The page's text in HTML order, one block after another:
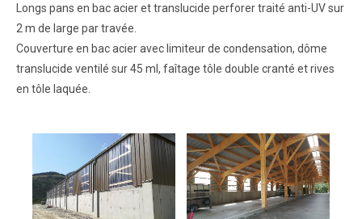
Longs pans en bac acier et translucide perforer traité anti-UV sur
2 m de large par travée.
Couverture en bac acier avec limiteur de condensation, dôme
translucide ventilé sur 45 ml, faîtage tôle double cranté et rives
en tôle laquée.